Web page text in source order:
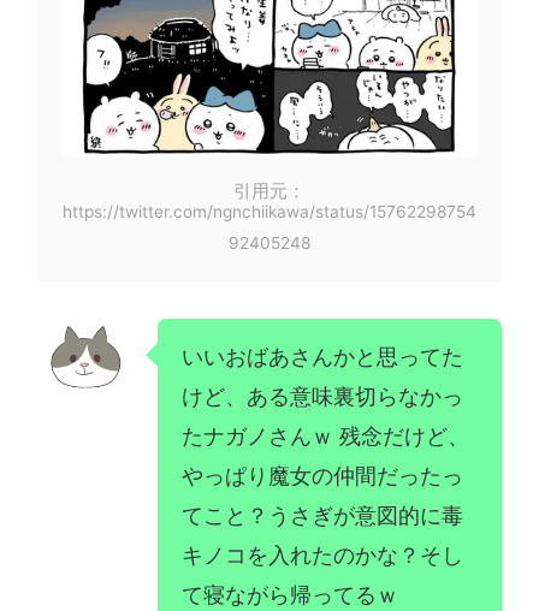
引用元：
https://twitter.com/ngnchiikawa/status/15762298754
92405248
いいおばあさんかと思ってた
けど、ある意味裏切らなかっ
たナガノさんｗ 残念だけど、
やっぱり魔女の仲間だったっ
てこと？うさぎが意図的に毒
キノコを入れたのかな？そし
て寝ながら帰ってるｗ